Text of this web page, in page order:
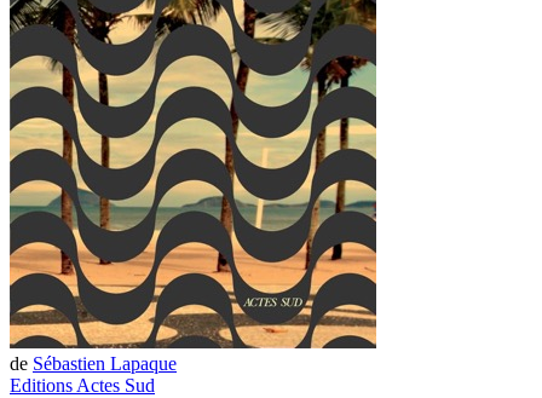
de Sébastien Lapaque
Editions Actes Sud